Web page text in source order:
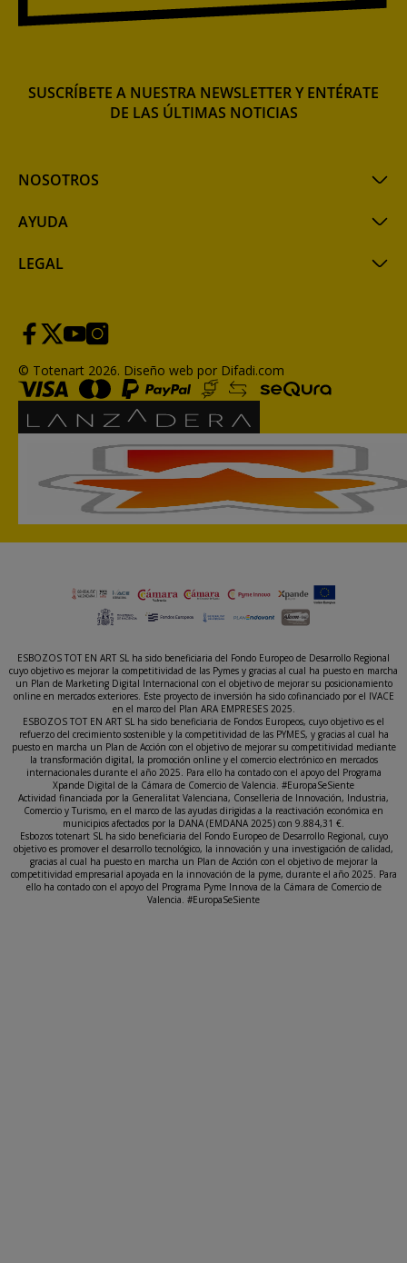
NOSOTROS
AYUDA
LEGAL
SUSCRÍBETE A NUESTRA NEWSLETTER Y ENTÉRATE
DE LAS ÚLTIMAS NOTICIAS
© Totenart 2026. Diseño web por Difadi.com
ESBOZOS TOT EN ART SL ha sido beneficiaria del Fondo Europeo de Desarrollo Regional
cuyo objetivo es mejorar la competitividad de las Pymes y gracias al cual ha puesto en marcha
un Plan de Marketing Digital Internacional con el objetivo de mejorar su posicionamiento
online en mercados exteriores. Este proyecto de inversión ha sido cofinanciado por el IVACE
en el marco del Plan ARA EMPRESES 2025.
ESBOZOS TOT EN ART SL ha sido beneficiaria de Fondos Europeos, cuyo objetivo es el
refuerzo del crecimiento sostenible y la competitividad de las PYMES, y gracias al cual ha
puesto en marcha un Plan de Acción con el objetivo de mejorar su competitividad mediante
la transformación digital, la promoción online y el comercio electrónico en mercados
internacionales durante el año 2025. Para ello ha contado con el apoyo del Programa
Xpande Digital de la Cámara de Comercio de Valencia. #EuropaSeSiente
Actividad financiada por la Generalitat Valenciana, Conselleria de Innovación, Industria,
Comercio y Turismo, en el marco de las ayudas dirigidas a la reactivación económica en
municipios afectados por la DANA (EMDANA 2025) con 9.884,31 €.
Esbozos totenart SL ha sido beneficiaria del Fondo Europeo de Desarrollo Regional, cuyo
objetivo es promover el desarrollo tecnológico, la innovación y una investigación de calidad,
gracias al cual ha puesto en marcha un Plan de Acción con el objetivo de mejorar la
competitividad empresarial apoyada en la innovación de la pyme, durante el año 2025. Para
ello ha contado con el apoyo del Programa Pyme Innova de la Cámara de Comercio de
Valencia. #EuropaSeSiente